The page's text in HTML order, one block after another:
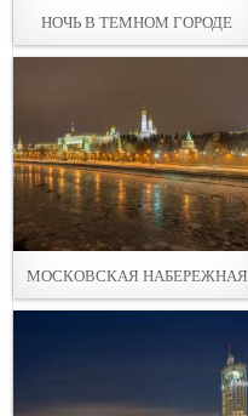
НОЧЬ В ТЕМНОМ ГОРОДЕ
МОСКОВСКАЯ НАБЕРЕЖНАЯ